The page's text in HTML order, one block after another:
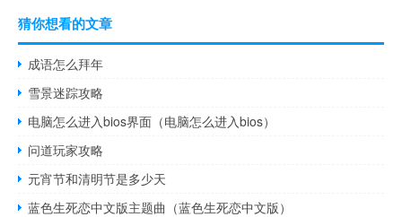
猜你想看的文章
成语怎么拜年
雪景迷踪攻略
电脑怎么进入bios界面（电脑怎么进入bios）
问道玩家攻略
元宵节和清明节是多少天
蓝色生死恋中文版主题曲（蓝色生死恋中文版）